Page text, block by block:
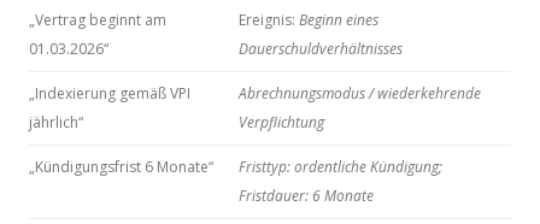
„Vertrag beginnt am
01.03.2026“
Ereignis: Beginn eines
Dauerschuldverhältnisses
„Indexierung gemäß VPI
jährlich“
Abrechnungsmodus / wiederkehrende
Verpflichtung
„Kündigungsfrist 6 Monate“
Fristtyp: ordentliche Kündigung;
Fristdauer: 6 Monate